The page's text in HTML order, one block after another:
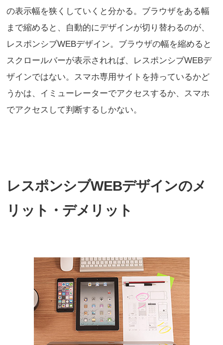
の表示幅を狭くしていくと分かる。ブラウザをある幅
まで縮めると、自動的にデザインが切り替わるのが、
レスポンシブWEBデザイン。ブラウザの幅を縮めると
スクロールバーが表示されれば、レスポンシブWEBデ
ザインではない。スマホ専用サイトを持っているかど
うかは、イミューレーターでアクセスするか、スマホ
でアクセスして判断するしかない。
レスポンシブWEBデザインのメ
リット・デメリット